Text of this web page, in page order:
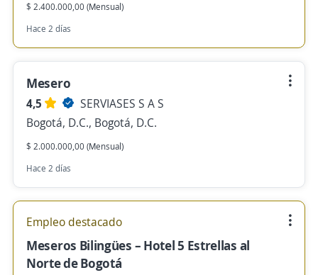
$ 2.400.000,00 (Mensual)
Hace 2 días
Mesero
4,5
SERVIASES S A S
Bogotá, D.C., Bogotá, D.C.
$ 2.000.000,00 (Mensual)
Hace 2 días
Empleo destacado
Meseros Bilingües – Hotel 5 Estrellas al
Norte de Bogotá